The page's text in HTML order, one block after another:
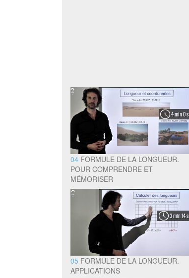
4 min 0 s
04 FORMULE DE LA LONGUEUR.
POUR COMPRENDRE ET
MÉMORISER
3 min 14 s
05 FORMULE DE LA LONGUEUR.
APPLICATIONS